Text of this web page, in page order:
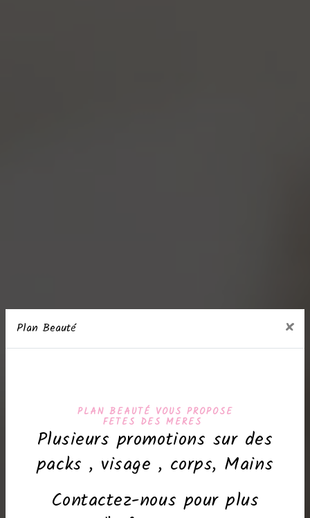
Plan Beauté ×
PLAN BEAUTÉ VOUS PROPOSE
FETES DES MERES
Plusieurs promotions sur des
packs , visage , corps, Mains
Contactez-nous pour plus